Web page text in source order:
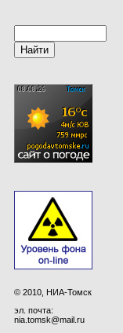
© 2010, НИА-Томск
эл. почта:
nia.tomsk@mail.ru